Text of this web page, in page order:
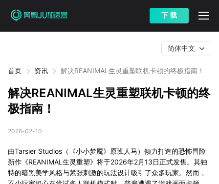
下 载
首页 资讯 解决REANIMAL生灵重塑联机卡顿的终极指南！
简体中文
解决REANIMAL生灵重塑联机卡顿的终
极指南！
2026-02-10
由Tarsier Studios（《小小梦魇》原班人马）倾力打造的恐怖冒险
新作《REANIMAL生灵重塑》将于2026年2月13日正式发售。其独
特的暗黑美学风格与紧张刺激的玩法设计吸引了众多玩家。然而，